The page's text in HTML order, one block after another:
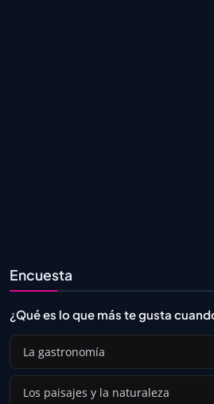
Encuesta
¿Qué es lo que más te gusta
La gastronomía
Los paisajes y la naturaleza